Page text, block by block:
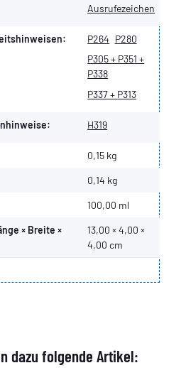
Ausrufezeichen
P264 P280
P305 + P351 +
P338
P337 + P313
H319
0,15 kg
0,14 kg
100,00 ml
× Breite ×
13,00 × 4,00 ×
4,00 cm
dazu folgende Artikel: